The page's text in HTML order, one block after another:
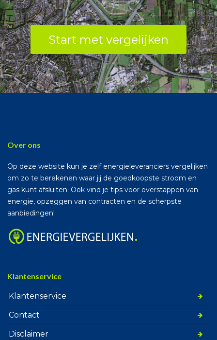
Start met vergelijken
Over ons
Op deze website kun je zelf energieleveranciers vergelijken
om zo te berekenen waar jij de goedkoopste stroom en
gas kunt afsluiten. Ook vind je tips voor overstappen van
energie, opzeggen van contracten en de scherpste
aanbiedingen!
Klantenservice
Klantenservice
Contact
Disclaimer